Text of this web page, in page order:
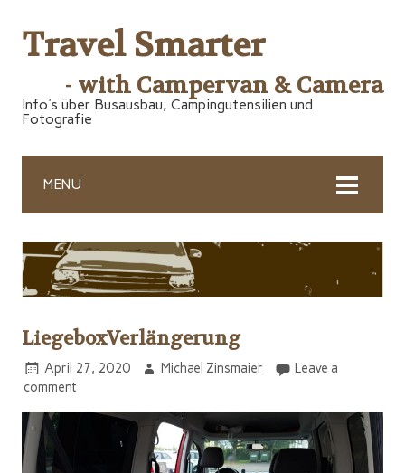
Travel Smarter
- with Campervan & Camera
Info's über Busausbau, Campingutensilien und
Fotografie
MENU
LiegeboxVerlängerung
April 27, 2020 Michael Zinsmaier
Leave a
comment